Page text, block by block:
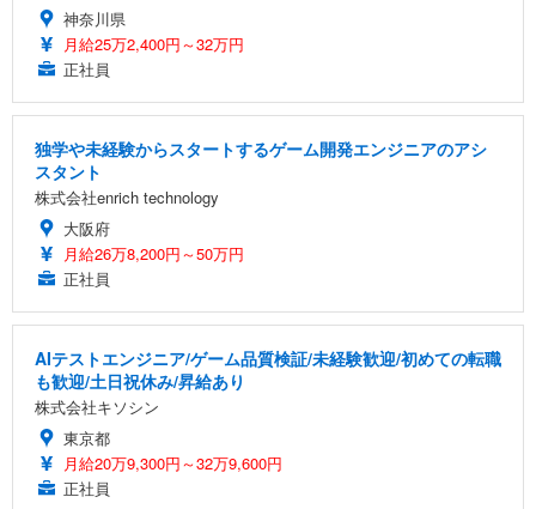
神奈川県
月給25万2,400円～32万円
正社員
独学や未経験からスタートするゲーム開発エンジニアのアシ
スタント
株式会社enrich technology
大阪府
月給26万8,200円～50万円
正社員
AIテストエンジニア/ゲーム品質検証/未経験歓迎/初めての転職
も歓迎/土日祝休み/昇給あり
株式会社キソシン
東京都
月給20万9,300円～32万9,600円
正社員